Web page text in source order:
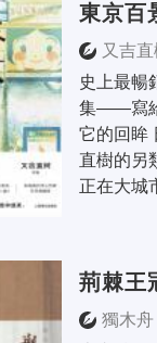
東京百
又吉
史上最暢
集——寫
它的回眸
直樹的另
正在大城
荊棘王
獨木舟